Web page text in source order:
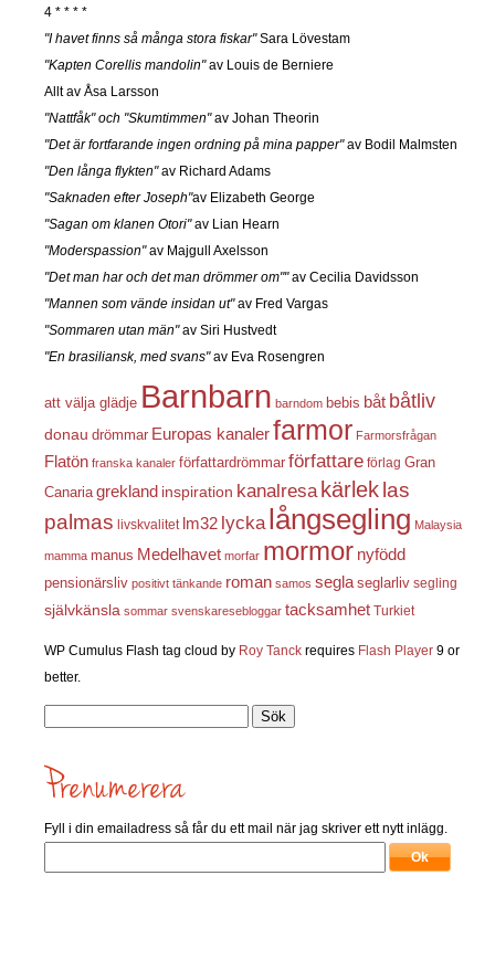
4 * * * *
"I havet finns så många stora fiskar"Sara Lövestam
"Kapten Corellis mandolin"av Louis de Berniere
Allt av Åsa Larsson
"Nattfåk" och "Skumtimmen"av Johan Theorin
"Det är fortfarande ingen ordning på mina papper"av Bodil Malmsten
"Den långa flykten"av Richard Adams
"Saknaden efter Joseph"av Elizabeth George
"Sagan om klanen Otori"av Lian Hearn
"Moderspassion"av Majgull Axelsson
"Det man har och det man drömmer om""av Cecilia Davidsson
"Mannen som vände insidan ut"av Fred Vargas
"Sommaren utan män"av Siri Hustvedt
"En brasiliansk, med svans"av Eva Rosengren
att välja glädje Barnbarn barndom bebis båt båtliv
donau drömmar Europas kanalerfarmor Farmorsfrågan
Flatön franska kanaler författardrömmar författare förlag Gran
Canaria grekland inspiration kanalresa kärleklas
palmas livskvalitet lm32 lycka långsegling Malaysia
mamma manus Medelhavet morfar mormor nyfödd
pensionärsliv positivt tänkande roman samos segla seglarliv segling
självkänsla sommar svenskaresebloggar tacksamhet Turkiet
WP Cumulus Flash tag cloud by Roy Tanck requires Flash Player 9 or
better.
Fyll i din emailadress så får du ett mail när jag skriver ett nytt inlägg.